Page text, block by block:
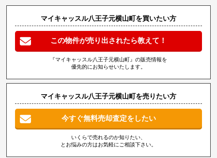
マイキャッスル八王子元横山町を買いたい方
この物件が売り出されたら教えて！
『マイキャッスル八王子元横山町』の販売情報を
優先的にお知らせいたします。
マイキャッスル八王子元横山町を売りたい方
今すぐ無料売却査定をしたい
いくらで売れるのか知りたい、
とお悩みの方はお気軽にご相談下さい。